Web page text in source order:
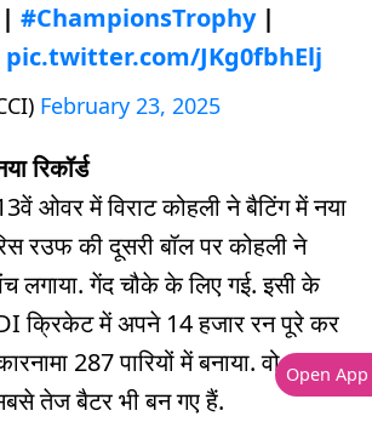
| #ChampionsTrophy|
pic.twitter.com/JKg0fbhElj
February 23, 2025
रिकॉर्ड
ओवर में विराट कोहली ने बैटिंग में नया
रउफ की दूसरी बॉल पर कोहली ने
लगाया. गेंद चौके के लिए गई. इसी के
क्रिकेट में अपने 14 हजार रन पूरे कर
287 पारियों में बनाया. वो 14
तेज बैटर भी बन गए हैं.
Open App